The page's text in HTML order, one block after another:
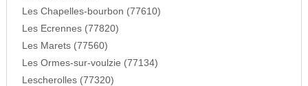
Les Chapelles-bourbon (77610)
Les Ecrennes (77820)
Les Marets (77560)
Les Ormes-sur-voulzie (77134)
Lescherolles (77320)